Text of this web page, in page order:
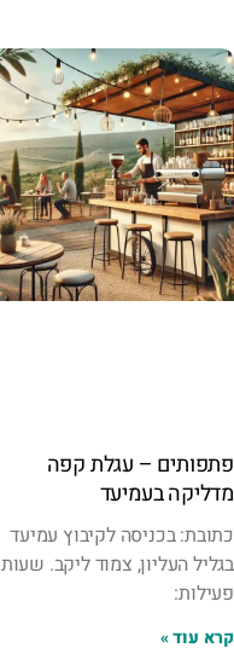
פתפותים – עגלת קפה
מדליקה בעמיעד
כתובת: בכניסה לקיבוץ עמיעד
בגליל העליון, צמוד ליקב. שעות
פעילות:
קרא עוד »